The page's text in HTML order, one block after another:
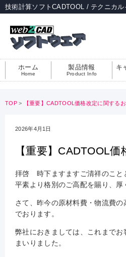
技術計算ソフトCADTOOL / テクニカ
ホーム
Home
製品情報
Product Info
キ
TOP > 【重要】CADTOOL価格改定に関する
2026年4月1日
【重要】CADTOOL
拝啓 時下ますますご清祥のこと
平素より格別のご高配を賜り、厚
さて、昨今の原材料費・物流費
でおります。
弊社におきましては、これまで
まいりました。